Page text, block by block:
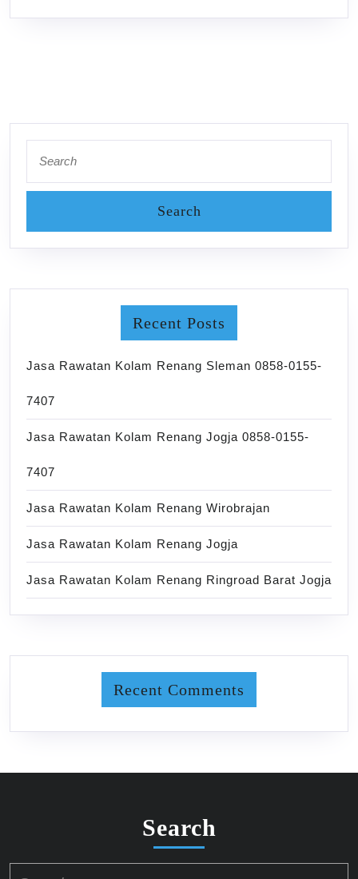
for:
Recent Posts
Jasa Rawatan Kolam Renang Sleman 0858-0155-
7407
Jasa Rawatan Kolam Renang Jogja 0858-0155-
7407
Jasa Rawatan Kolam Renang Wirobrajan
Jasa Rawatan Kolam Renang Jogja
Jasa Rawatan Kolam Renang Ringroad Barat Jogja
Recent Comments
Search